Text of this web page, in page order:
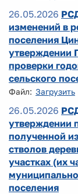
26.05.2026
изменений в
поселения
утверждении
проверки
сельского
Файл: Загрузить
26.05.2026
утверждении
полученной
стволов
участках (их
поселения